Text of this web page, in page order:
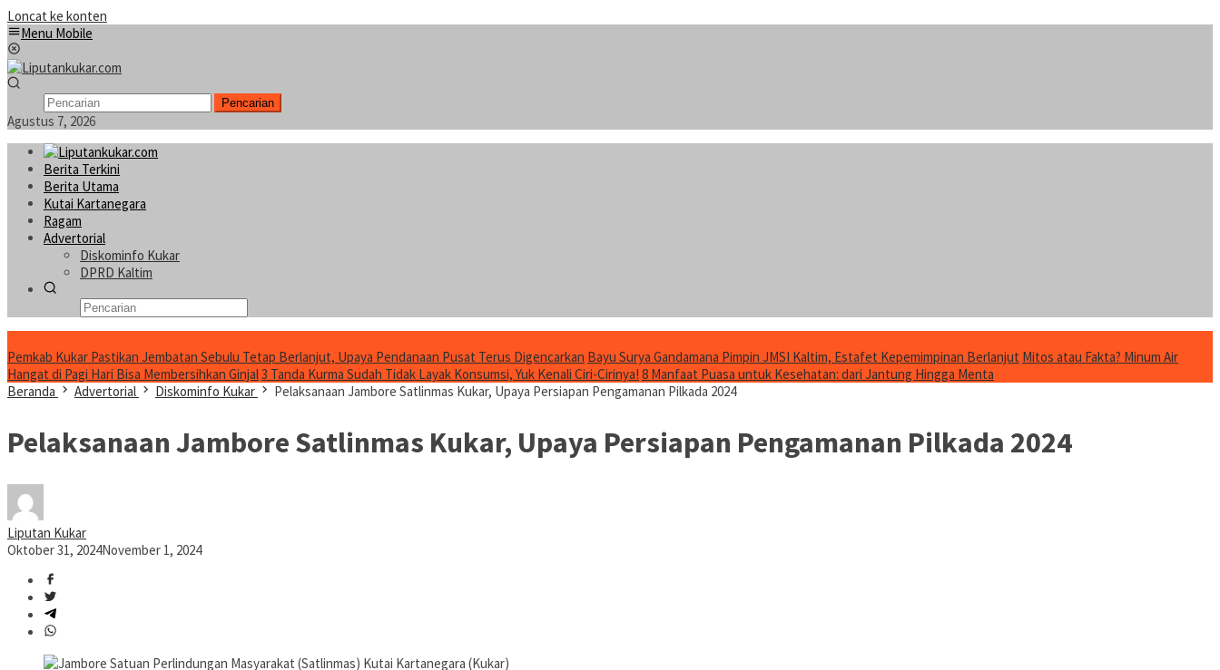
Loncat ke konten
Menu Mobile
Pencarian
Agustus 7, 2026
Berita Terkini
Berita Utama
Kutai Kartanegara
Ragam
Advertorial
Diskominfo Kukar
DPRD Kaltim
Pemkab Kukar Pastikan Jembatan Sebulu Tetap Berlanjut, Upaya Pendanaan Pusat Terus Digencarkan Bayu Surya Gandamana Pimpin JMSI Kaltim, Estafet Kepemimpinan Berlanjut Mitos atau Fakta? Minum Air
Hangat di Pagi Hari Bisa Membersihkan Ginjal3 Tanda Kurma Sudah Tidak Layak Konsumsi, Yuk Kenali Ciri-Cirinya! 8 Manfaat Puasa untuk Kesehatan: dari Jantung Hingga Menta
Beranda
Advertorial Diskominfo Kukar Pelaksanaan Jambore Satlinmas Kukar, Upaya Persiapan Pengamanan Pilkada 2024
Pelaksanaan Jambore Satlinmas Kukar, Upaya Persiapan Pengamanan Pilkada 2024
Liputan Kukar
Oktober 31, 2024November 1, 2024